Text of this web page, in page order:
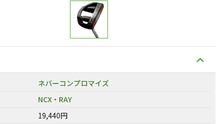
ネバーコンプロマイズ
NCX・RAY
19,440円